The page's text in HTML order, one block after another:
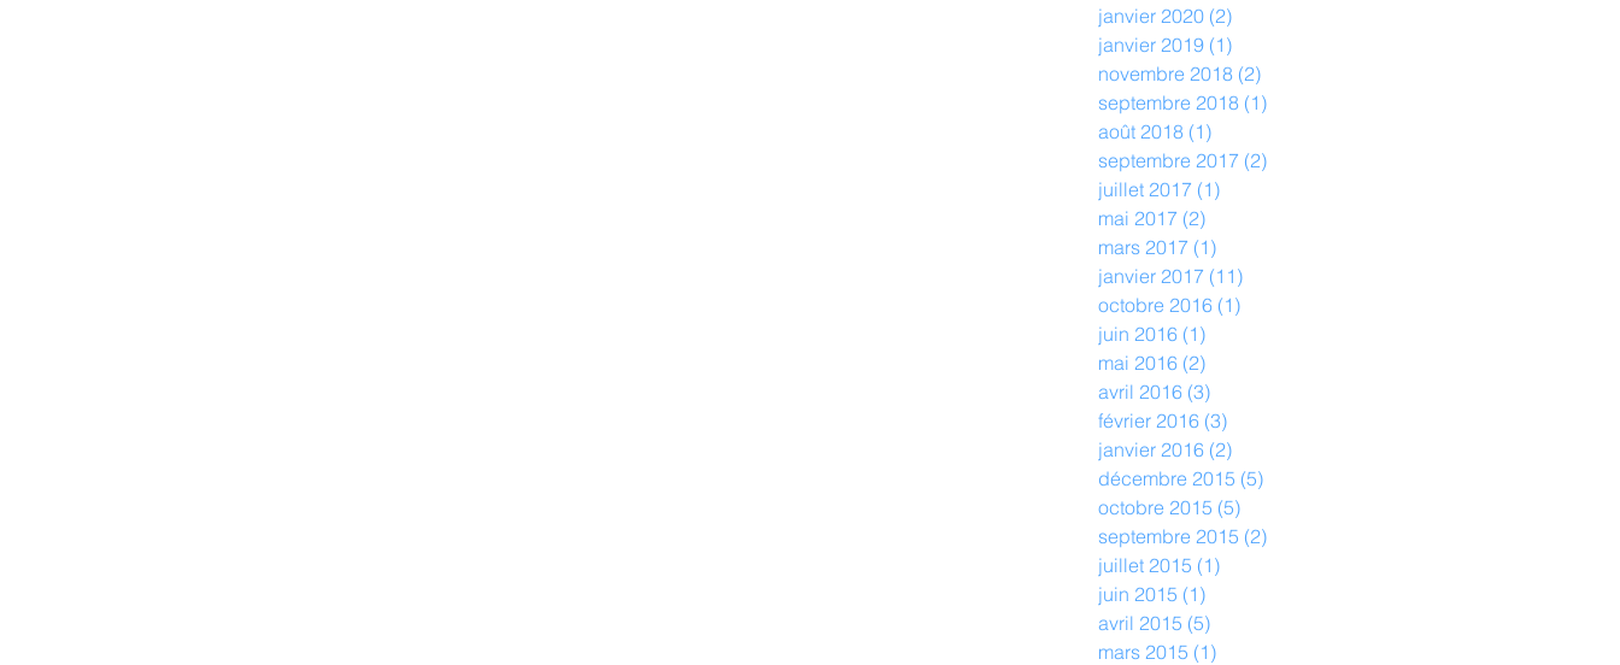
janvier 2020 (2)
janvier 2019 (1)
novembre 2018 (2)
septembre 2018 (1)
août 2018 (1)
septembre 2017 (2)
juillet 2017 (1)
mai 2017 (2)
mars 2017 (1)
janvier 2017 (11)
octobre 2016 (1)
juin 2016 (1)
mai 2016 (2)
avril 2016 (3)
février 2016 (3)
janvier 2016 (2)
décembre 2015 (5)
octobre 2015 (5)
septembre 2015 (2)
juillet 2015 (1)
juin 2015 (1)
avril 2015 (5)
mars 2015 (1)